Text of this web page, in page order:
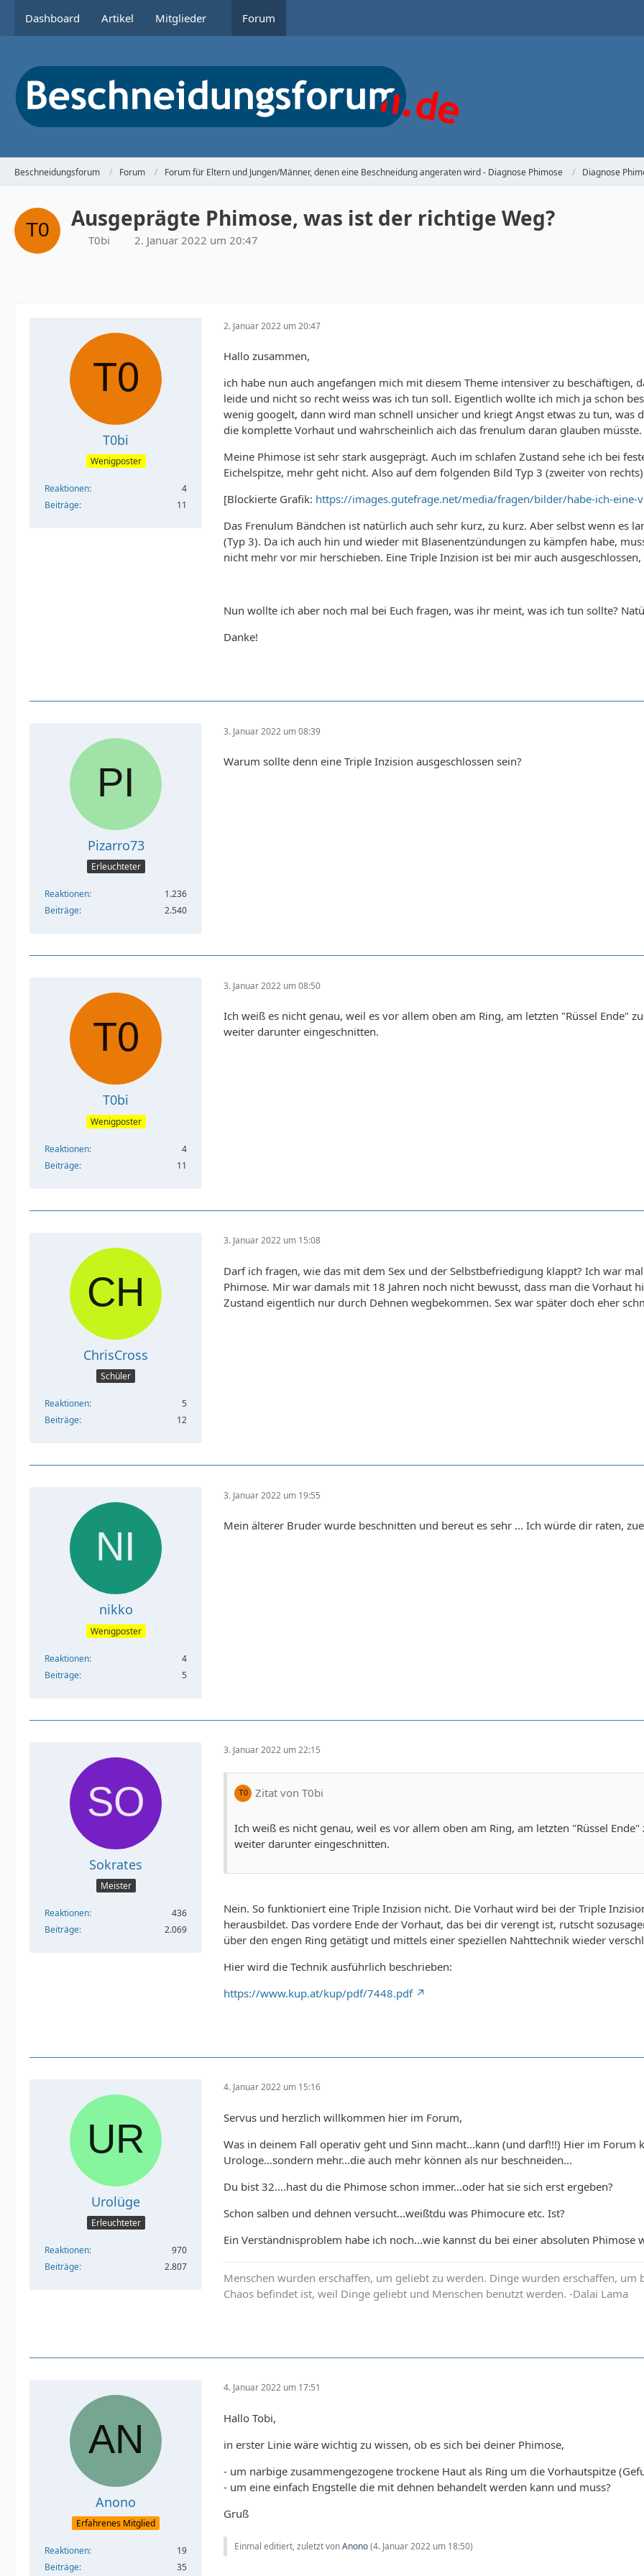
Dashboard Artikel Mitglieder Forum
Beschneidungsforum Forum Forum für Eltern und Jungen/Männer, denen eine Beschneidung angeraten wird - Diagnose Phimose Diagnose
Ausgeprägte Phimose, was ist der richtige Weg?
T0bi 2. Januar 2022 um 20:47
T0bi
Wenigposter
Reaktionen
4
Beiträge
11
2. Januar 2022 um 20:47
Hallo zusammen,
ich habe nun auch angefangen mich mit diesem Theme intensiver zu beschäftigen,
leide und nicht so recht weiss was ich tun soll. Eigentlich wollte ich mich ja schon
wenig googelt, dann wird man schnell unsicher und kriegt Angst etwas zu tun,
die komplette Vorhaut und wahrscheinlich aich das frenulum daran glauben müsste.
Meine Phimose ist sehr stark ausgeprägt. Auch im schlafen Zustand sehe ich bei
Eichelspitze, mehr geht nicht. Also auf dem folgenden Bild Typ 3 (zweiter von
[Blockierte Grafik: https://images.gutefrage.net/media/fragen/bilder/habe-ich-
Das Frenulum Bändchen ist natürlich auch sehr kurz, zu kurz. Aber selbst wenn es
(Typ 3). Da ich auch hin und wieder mit Blasenentzündungen zu kämpfen habe,
nicht mehr vor mir herschieben. Eine Triple Inzision ist bei mir auch
Nun wollte ich aber noch mal bei Euch fragen, was ihr meint, was ich tun sollte?
Danke!
Pizarro73
Erleuchteter
Reaktionen
1.236
Beiträge
2.540
3. Januar 2022 um 08:39
Warum sollte denn eine Triple Inzision ausgeschlossen sein?
T0bi
Wenigposter
Reaktionen
4
Beiträge
11
3. Januar 2022 um 08:50
Ich weiß es nicht genau, weil es vor allem oben am Ring, am letzten "Rüssel Ende"
weiter darunter eingeschnitten.
ChrisCross
Schüler
Reaktionen
5
Beiträge
12
3. Januar 2022 um 15:08
Darf ich fragen, wie das mit dem Sex und der Selbstbefriedigung klappt? Ich war
Phimose. Mir war damals mit 18 Jahren noch nicht bewusst, dass man die Vorhaut
Zustand eigentlich nur durch Dehnen wegbekommen. Sex war später doch eher
nikko
Wenigposter
Reaktionen
4
Beiträge
5
3. Januar 2022 um 19:55
Mein älterer Bruder wurde beschnitten und bereut es sehr ... Ich würde dir raten,
Sokrates
Meister
Reaktionen
436
Beiträge
2.069
3. Januar 2022 um 22:15
Zitat von T0bi
Ich weiß es nicht genau, weil es vor allem oben am Ring, am letzten "Rüssel
weiter darunter eingeschnitten.
Nein. So funktioniert eine Triple Inzision nicht. Die Vorhaut wird bei der Triple
herausbildet. Das vordere Ende der Vorhaut, das bei dir verengt ist, rutscht
über den engen Ring getätigt und mittels einer speziellen Nahttechnik wieder
Hier wird die Technik ausführlich beschrieben:
https://www.kup.at/kup/pdf/7448.pdf
Urolüge
Erleuchteter
Reaktionen
970
Beiträge
2.807
4. Januar 2022 um 15:16
Servus und herzlich willkommen hier im Forum,
Was in deinem Fall operativ geht und Sinn macht...kann (und darf!!!) Hier im
Urologe...sondern mehr...die auch mehr können als nur beschneiden...
Du bist 32....hast du die Phimose schon immer...oder hat sie sich erst ergeben?
Schon salben und dehnen versucht...weißtdu was Phimocure etc. Ist?
Ein Verständnisproblem habe ich noch...wie kannst du bei einer absoluten Phimose
Menschen wurden erschaffen, um geliebt zu werden. Dinge wurden erschaffen,
Chaos befindet ist, weil Dinge geliebt und Menschen benutzt werden. -Dalai Lama
Anono
Erfahrenes Mitglied
Reaktionen
19
Beiträge
35
4. Januar 2022 um 17:51
Hallo Tobi,
in erster Linie wäre wichtig zu wissen, ob es sich bei deiner Phimose,
- um narbige zusammengezogene trockene Haut als Ring um die Vorhautspitze
- um eine einfach Engstelle die mit dehnen behandelt werden kann und muss?
Gruß
Einmal editiert, zuletzt vonAnono(4. Januar 2022 um 18:50)